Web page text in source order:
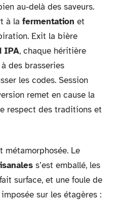
au-delà des saveurs.
à la fermentation et
Exit la bière
IPA, chaque héritière
des brasseries
les codes. Session
remet en cause la
respect des traditions et
métamorphosée. Le
s’est emballé, les
surface, et une foule de
imposée sur les étagères :